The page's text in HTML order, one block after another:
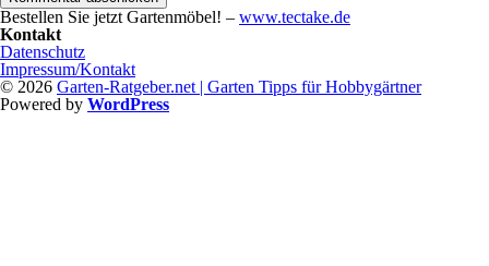
Bestellen Sie jetzt Gartenmöbel! – www.tectake.de
Kontakt
Datenschutz
Impressum/Kontakt
© 2026 Garten-Ratgeber.net | Garten Tipps für Hobbygärtner
Powered by WordPress